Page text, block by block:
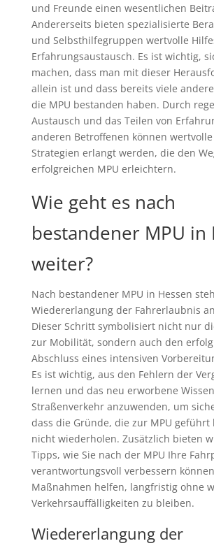
und Freunde einen wesentlichen
Andererseits bieten spezialisierte
und Selbsthilfegruppen wertvolle
Erfahrungsaustausch. Es ist wichtig,
machen, dass man mit dieser
allein ist und dass bereits viele
die MPU bestanden haben. Durch
Austausch und das Teilen von
anderen Betroffenen können
Strategien erlangt werden, die den
erfolgreichen MPU erleichtern.
Wie geht es nach
bestandener MPU in
weiter?
Nach bestandener MPU in Hessen
Wiedererlangung der Fahrerlaubnis
Dieser Schritt symbolisiert nicht nur
zur Mobilität, sondern auch den
Abschluss eines intensiven
Es ist wichtig, aus den Fehlern der
lernen und das neu erworbene
Straßenverkehr anzuwenden, um
dass die Gründe, die zur MPU geführt
nicht wiederholen. Zusätzlich bieten
Tipps, wie Sie nach der MPU Ihre
verantwortungsvoll verbessern
Maßnahmen helfen, langfristig ohne
Verkehrsauffälligkeiten zu bleiben.
Wiedererlangung der